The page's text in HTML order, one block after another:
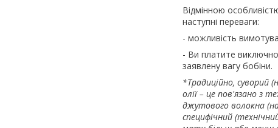
Відмінною
наступні переваги:
- можливість
- Ви платите
заявлену вагу бобіни.
*Традиційно, суворий
олії – це пов'язано з
джутового волокна
специфічний